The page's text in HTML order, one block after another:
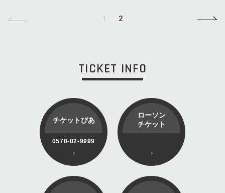
1 2
TICKET INFO
チケットぴあ
0570-02-9999
ローソン
チケット